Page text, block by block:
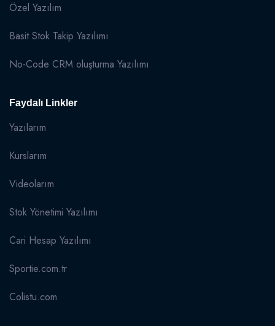
Özel Yazılım
Basit Stok Takip Yazılımı
No-Code CRM oluşturma Yazılımı
Faydalı Linkler
Yazılarım
Kurslarım
Videolarım
Stok Yönetimi Yazılımı
Cari Hesap Yazılımı
Sportie.com.tr
Colistu.com